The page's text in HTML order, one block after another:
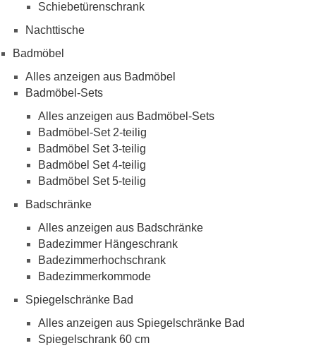
Schiebetürenschrank
Nachttische
Badmöbel
Alles anzeigen aus Badmöbel
Badmöbel-Sets
Alles anzeigen aus Badmöbel-Sets
Badmöbel-Set 2-teilig
Badmöbel Set 3-teilig
Badmöbel Set 4-teilig
Badmöbel Set 5-teilig
Badschränke
Alles anzeigen aus Badschränke
Badezimmer Hängeschrank
Badezimmerhochschrank
Badezimmerkommode
Spiegelschränke Bad
Alles anzeigen aus Spiegelschränke Bad
Spiegelschrank 60 cm